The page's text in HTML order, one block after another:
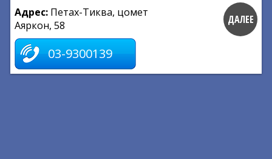
Адрес: Петах-Тиква, цомет
Аяркон, 58
03-9300139
ДАЛЕЕ